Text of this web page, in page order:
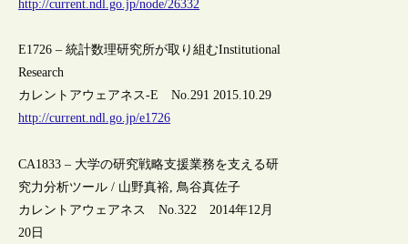
http://current.ndl.go.jp/node/26332
E1726 – 統計数理研究所が取り組むInstitutional
Research
カレントアウェアネス-E No.291 2015.10.29
http://current.ndl.go.jp/e1726
CA1833 – 大学の研究戦略支援業務を支える研
究力分析ツール / 山野真裕, 鳥谷真佐子
カレントアウェアネス No.322 2014年12月
20日